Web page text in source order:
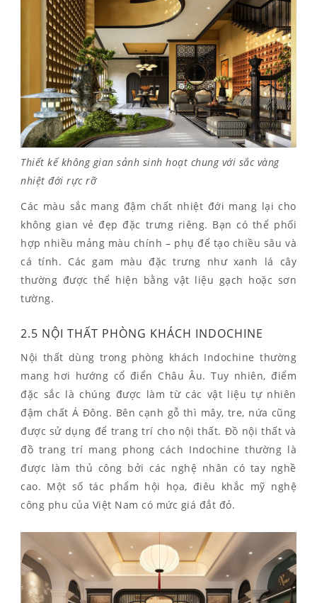
Thiết kế không gian sảnh sinh hoạt chung với sắc vàng
nhiệt đới rực rỡ
Các màu sắc mang đậm chất nhiệt đới mang lại cho
không gian vẻ đẹp đặc trưng riêng. Bạn có thể phối
hợp nhiều mảng màu chính – phụ để tạo chiều sâu và
cá tính. Các gam màu đặc trưng như xanh lá cây
thường được thể hiện bằng vật liệu gạch hoặc sơn
tường.
2.5 NỘI THẤT PHÒNG KHÁCH INDOCHINE
Nội thất dùng trong phòng khách Indochine thường
mang hơi hướng cổ điển Châu Âu. Tuy nhiên, điểm
đặc sắc là chúng được làm từ các vật liệu tự nhiên
đậm chất Á Đông. Bên cạnh gỗ thì mây, tre, nứa cũng
được sử dụng để trang trí cho nội thất. Đồ nội thất và
đồ trang trí mang phong cách Indochine thường là
được làm thủ công bởi các nghệ nhân có tay nghề
cao. Một số tác phẩm hội họa, điêu khắc mỹ nghệ
công phu của Việt Nam có mức giá đắt đỏ.